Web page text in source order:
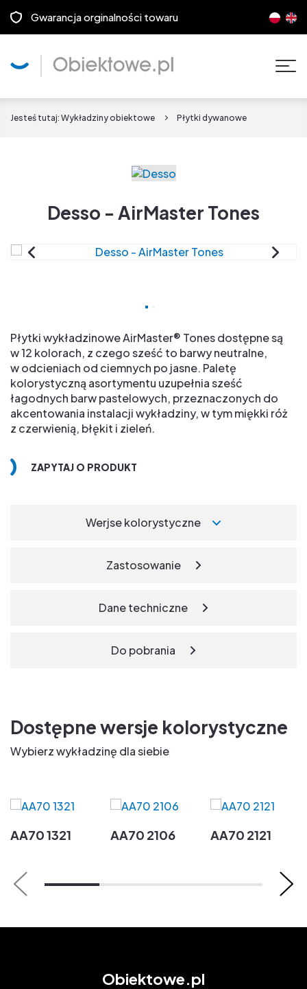
Gwarancja orginalności towaru
Jesteś tutaj: Wykładziny obiektowe Płytki dywanowe
Desso - AirMaster Tones
Płytki wykładzinowe AirMaster® Tones dostępne są
w 12 kolorach, z czego sześć to barwy neutralne,
w odcieniach od ciemnych po jasne. Paletę
kolorystyczną asortymentu uzupełnia sześć
łagodnych barw pastelowych, przeznaczonych do
akcentowania instalacji wykładziny, w tym miękki róż
z czerwienią, błękit i zieleń.
ZAPYTAJ O PRODUKT
Werjse kolorystyczne
Zastosowanie
Dane techniczne
Do pobrania
Dostępne wersje kolorystyczne
Wybierz wykładzinę dla siebie
AA70 1321 AA70 2106 AA70 2121
Obiektowe.pl